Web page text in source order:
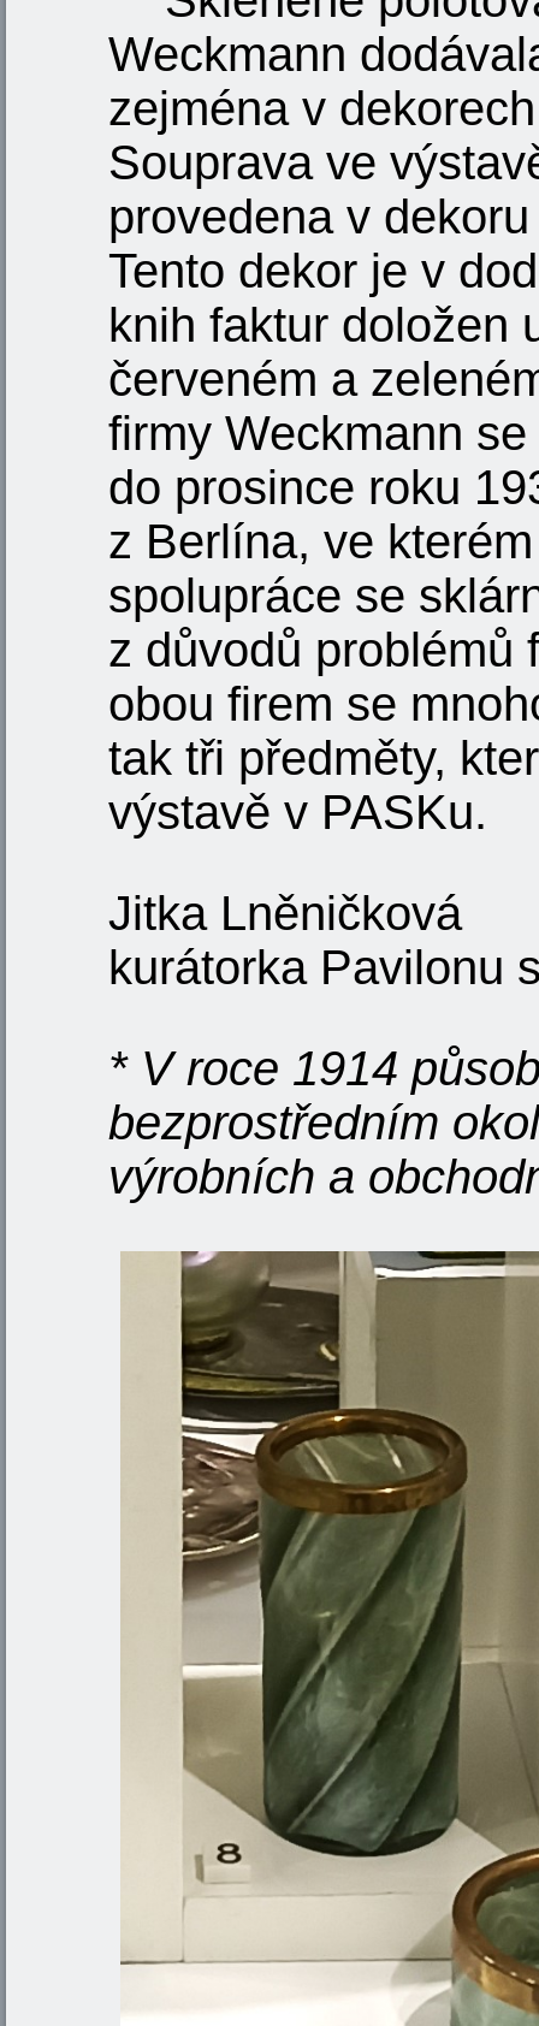
Weckmann
zejména v
Souprava ve
provedena v dekoru
Tento dekor je v
knih faktur doložen
červeném a
firmy Weckmann
do prosince roku
z Berlína, ve
spolupráce se
z důvodů problémů
obou firem se
tak tři předměty,
výstavě v PASKu.
Jitka Lněničková
kurátorka Pavilonu
* V roce 1914
bezprostředním
výrobních a